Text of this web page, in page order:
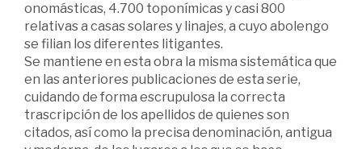
onomásticas, 4.700 toponímicas y casi 800
relativas a casas solares y linajes, a cuyo abolengo
se filian los diferentes litigantes.
Se mantiene en esta obra la misma sistemática que
en las anteriores publicaciones de esta serie,
cuidando de forma escrupulosa la correcta
trascripción de los apellidos de quienes son
citados, así como la precisa denominación, antigua